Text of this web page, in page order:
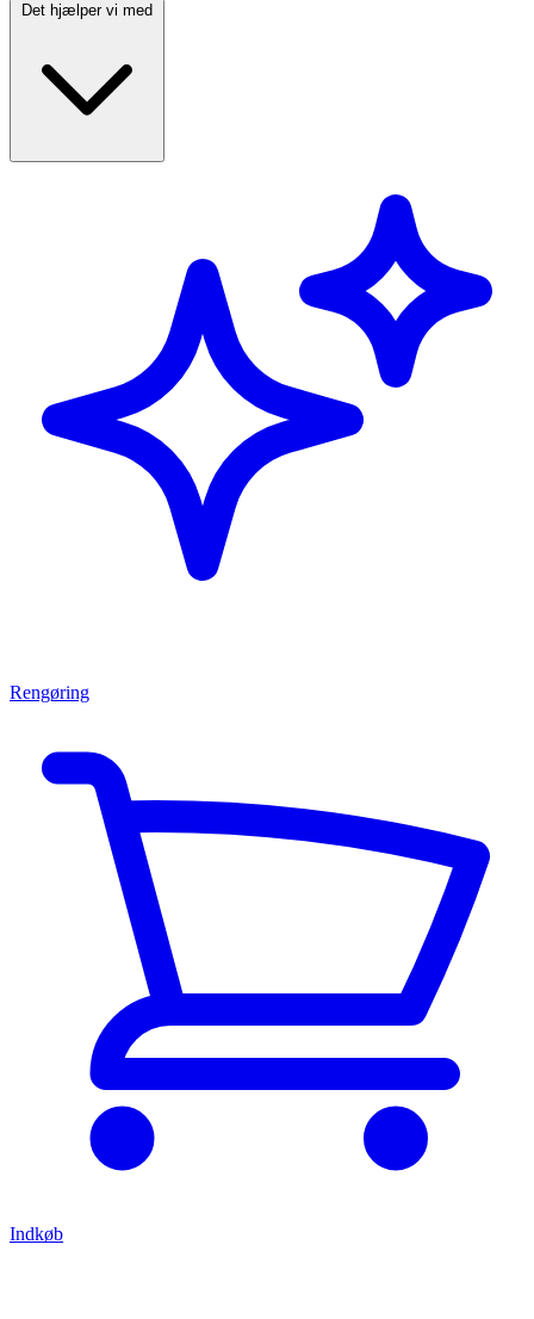
Det hjælper vi med
Rengøring
Indkøb